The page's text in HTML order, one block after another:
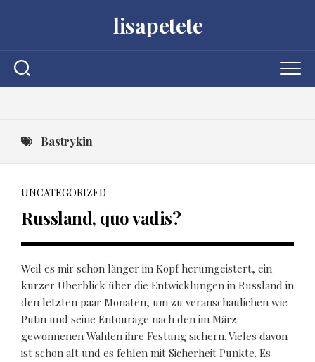
lisapetete
Bastrykin
UNCATEGORIZED
Russland, quo vadis?
Weil es mir schon länger im Kopf herumgeistert, ein
kurzer Überblick über die Entwicklungen in Russland in
den letzten paar Monaten, um zu veranschaulichen wie
Putin und seine Entourage nach den im März
gewonnenen Wahlen ihre Festung sichern. Vieles davon
ist schon alt und es fehlen mit Sicherheit Punkte. Es